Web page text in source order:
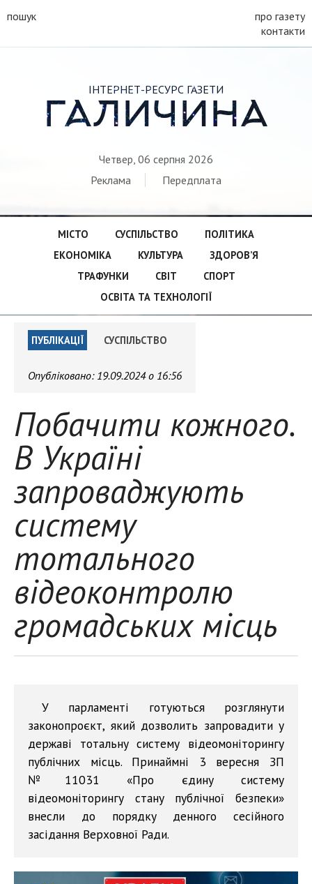
пошук
про газету
контакти
ІНТЕРНЕТ-РЕСУРС ГАЗЕТИ
ГАЛИЧИНА
Четвер, 06 серпня 2026
Реклама
Передплата
МІСТО СУСПІЛЬСТВО
ПОЛІТИКА
ЕКОНОМІКА
КУЛЬТУРА
ЗДОРОВ’Я
ТРАФУНКИ
СВІТ
СПОРТ
ОСВІТА ТА ТЕХНОЛОГІЇ
ПУБЛІКАЦІЇ СУСПІЛЬСТВО
Опубліковано: 19.09.2024 о 16:56
Побачити кожного.
В Україні
запроваджують
систему
тотального
відеоконтролю
громадських місць
У парламенті готуються розглянути
законопроєкт, який дозволить запровадити у
державі тотальну систему відеомоніторингу
публічних місць. Принаймні 3 вересня ЗП
№11031 «Про єдину систему
відеомоніторингу стану публічної безпеки»
внесли до порядку денного сесійного
засідання Верховної Ради.